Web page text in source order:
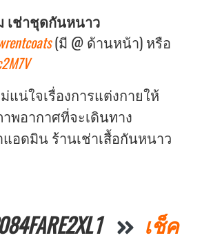
เช่าชุดกันหนาว
(มี @ ด้านหน้า) หรือ
แน่ใจเรื่องการแต่งกายให้
พอากาศที่จะเดินทาง
อดมิน ร้านเช่าเสื้อกันหนาว
เช็ค